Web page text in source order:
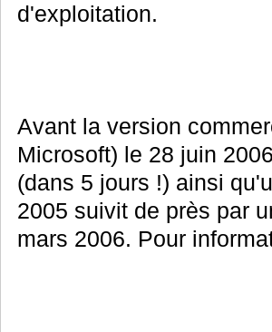
d'exploitation.
Avant la version
Microsoft) le 28 juin
(dans 5 jours !) ainsi
2005 suivit de près par
mars 2006. Pour